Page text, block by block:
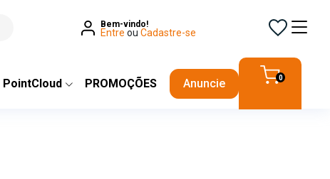
Bem-vindo!
Entre ou Cadastre-se
PointCloud PROMOÇÕES Anuncie 0